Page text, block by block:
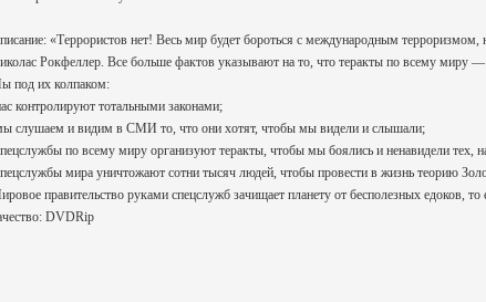
«Террористов нет! Весь мир будет бороться с международным терроризмом,
Рокфеллер. Все больше фактов указывают на то, что теракты по всему миру —
под их колпаком:
контролируют тотальными законами;
слушаем и видим в СМИ то, что они хотят, чтобы мы видели и слышали;
по всему миру организуют теракты, чтобы мы боялись и ненавидели тех,
мира уничтожают сотни тысяч людей, чтобы провести в жизнь теорию
правительство руками спецслужб зачищает планету от бесполезных едоков, то
DVDRip